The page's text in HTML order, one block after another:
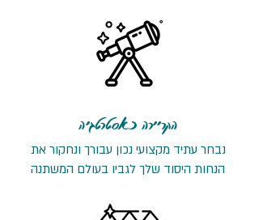
הקריירה כאסטרטגיה
נבחר עתיד מקצועי נכון עבורך ונחקור את
הנחות היסוד שלך לגביו בעולם המשתנה